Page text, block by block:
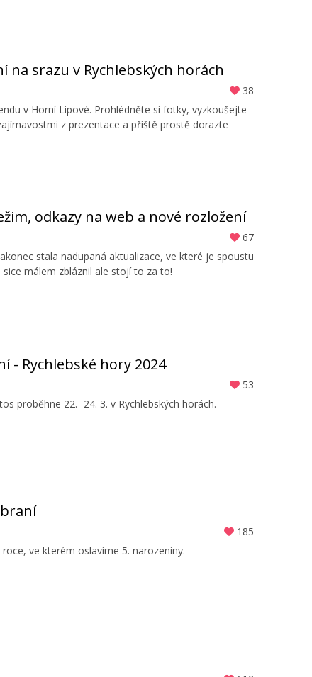
na srazu v Rychlebských horách
38
v Horní Lipové. Prohlédněte si fotky, vyzkoušejte
z prezentace a příště prostě dorazte
odkazy na web a nové rozložení
67
stala nadupaná aktualizace, ve které je spoustu
málem zbláznil ale stojí to za to!
- Rychlebské hory 2024
53
proběhne 22.- 24. 3. v Rychlebských horách.
185
ve kterém oslavíme 5. narozeniny.